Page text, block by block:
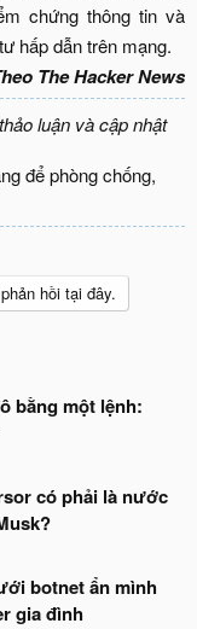
chứng thông tin và
hấp dẫn trên mạng.​
The Hacker News
luận và cập nhật
để phòng chống,
hồi tại đây.
bằng một lệnh:
có phải là nước
botnet ẩn mình
gia đình